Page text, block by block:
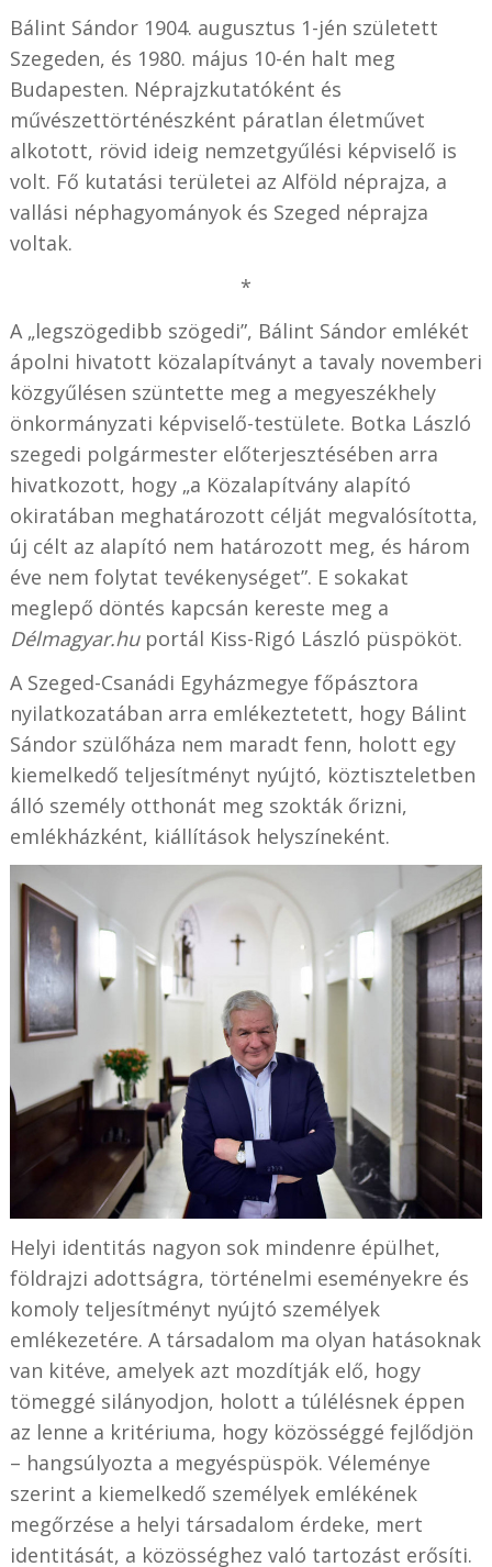
Bálint Sándor 1904. augusztus 1-jén született
Szegeden, és 1980. május 10-én halt meg
Budapesten. Néprajzkutatóként és
művészettörténészként páratlan életművet
alkotott, rövid ideig nemzetgyűlési képviselő is
volt. Fő kutatási területei az Alföld néprajza, a
vallási néphagyományok és Szeged néprajza
voltak.
*
A „legszögedibb szögedi”, Bálint Sándor emlékét
ápolni hivatott közalapítványt a tavaly novemberi
közgyűlésen szüntette meg a megyeszékhely
önkormányzati képviselő-testülete. Botka László
szegedi polgármester előterjesztésében arra
hivatkozott, hogy „a Közalapítvány alapító
okiratában meghatározott célját megvalósította,
új célt az alapító nem határozott meg, és három
éve nem folytat tevékenységet”. E sokakat
meglepő döntés kapcsán kereste meg a
Délmagyar.huportál Kiss-Rigó László püspököt.
A Szeged-Csanádi Egyházmegye főpásztora
nyilatkozatában arra emlékeztetett, hogy Bálint
Sándor szülőháza nem maradt fenn, holott egy
kiemelkedő teljesítményt nyújtó, köztiszteletben
álló személy otthonát meg szokták őrizni,
emlékházként, kiállítások helyszíneként.
Helyi identitás nagyon sok mindenre épülhet,
földrajzi adottságra, történelmi eseményekre és
komoly teljesítményt nyújtó személyek
emlékezetére. A társadalom ma olyan hatásoknak
van kitéve, amelyek azt mozdítják elő, hogy
tömeggé silányodjon, holott a túlélésnek éppen
az lenne a kritériuma, hogy közösséggé fejlődjön
– hangsúlyozta a megyéspüspök. Véleménye
szerint a kiemelkedő személyek emlékének
megőrzése a helyi társadalom érdeke, mert
identitását, a közösséghez való tartozást erősíti.